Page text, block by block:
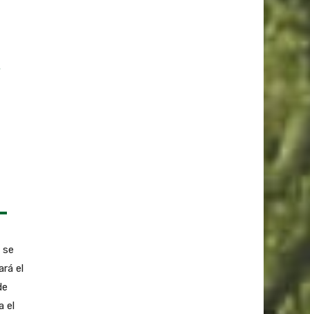
el
el